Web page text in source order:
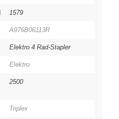
1579
A976B06113R
Elektro 4 Rad-Stapler
Elektro
2500
Triplex